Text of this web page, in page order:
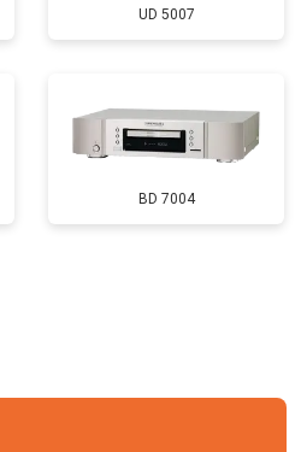
UD 5007
BD 7004